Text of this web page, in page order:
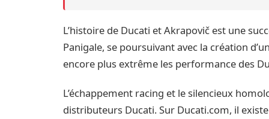
L’histoire de Ducati et Akrapovič est une
Panigale, se poursuivant avec la création
encore plus extrême les performance des
L’échappement racing et le silencieux
distributeurs Ducati. Sur Ducati.com, il